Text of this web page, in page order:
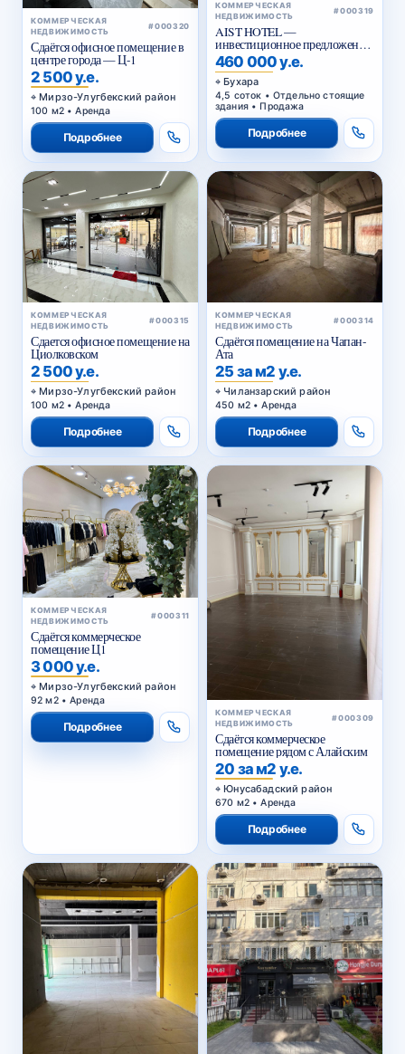
КОММЕРЧЕСКАЯ
НЕДВИЖИМОСТЬ
#000320
Сдаётся офисное помещение в
центре города — Ц-1
2 500 у.е.
Мирзо-Улугбекский район
100 м2 • Аренда
Подробнее
КОММЕРЧЕСКАЯ
НЕДВИЖИМОСТЬ
#000319
AIST HOTEL —
инвестиционное предложение
в историческом центре Бухары
460 000 у.е.
Бухара
4,5 соток • Отдельно стоящие
здания • Продажа
Подробнее
КОММЕРЧЕСКАЯ
НЕДВИЖИМОСТЬ
#000315
Сдается офисное помещение на
Циолковском
2 500 у.е.
Мирзо-Улугбекский район
100 м2 • Аренда
Подробнее
КОММЕРЧЕСКАЯ
НЕДВИЖИМОСТЬ
#000314
Сдаётся помещение на Чапан-
Ата
25 за м2 у.е.
Чиланзарский район
450 м2 • Аренда
Подробнее
КОММЕРЧЕСКАЯ
НЕДВИЖИМОСТЬ
#000311
Сдаётся коммерческое
помещение Ц1
3 000 у.е.
Мирзо-Улугбекский район
92 м2 • Аренда
Подробнее
КОММЕРЧЕСКАЯ
НЕДВИЖИМОСТЬ
#000309
Сдаётся коммерческое
помещение рядом с Алайским
20 за м2 у.е.
Юнусабадский район
670 м2 • Аренда
Подробнее